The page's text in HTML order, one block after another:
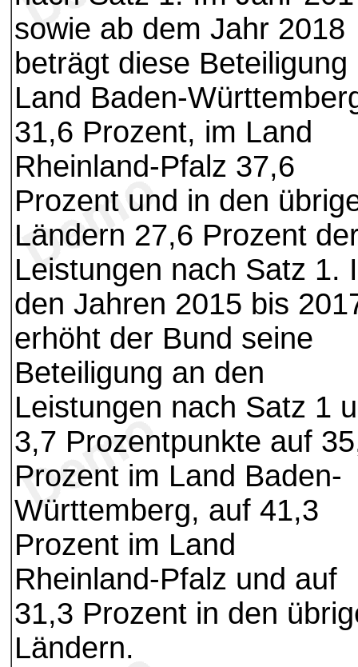
sowie ab dem Jahr 2018
beträgt diese Beteiligung
Land Baden-
31,6 Prozent, im Land
Rheinland-Pfalz 37,6
Prozent und in den
Ländern 27,6 Prozent
Leistungen nach Satz 1.
den Jahren 2015 bis
erhöht der Bund seine
Beteiligung an den
Leistungen nach Satz 1
3,7 Prozentpunkte auf
Prozent im Land Baden-
Württemberg, auf 41,3
Prozent im Land
Rheinland-Pfalz und auf
31,3 Prozent in den
Ländern.